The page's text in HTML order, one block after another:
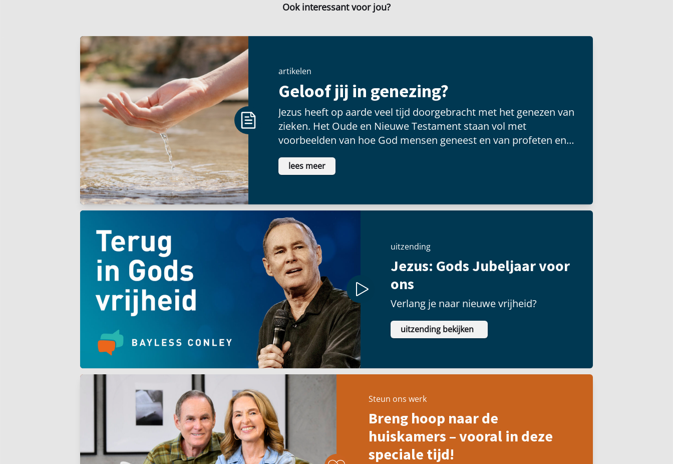
Ook interessant voor jou?
artikelen
Geloof jij in genezing?
Jezus heeft op aarde veel tijd doorgebracht met het genezen van
zieken. Het Oude en Nieuwe Testament staan vol met
voorbeelden van hoe God mensen geneest en van profeten en
apostelen die de goddelijke genezing verkondigen.
lees meer
uitzending
Jezus: Gods Jubeljaar voor
ons
Verlang je naar nieuwe vrijheid?
uitzending bekijken
Steun ons werk
Breng hoop naar de
huiskamers – vooral in deze
speciale tijd!